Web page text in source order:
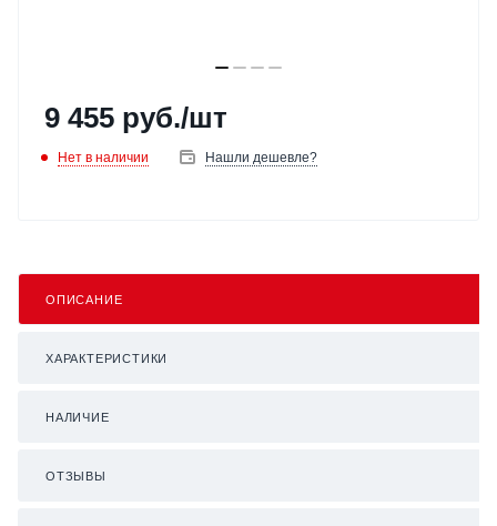
9 455 руб./шт
Нет в наличии Нашли дешевле?
ОПИСАНИЕ
ХАРАКТЕРИСТИКИ
НАЛИЧИЕ
ОТЗЫВЫ